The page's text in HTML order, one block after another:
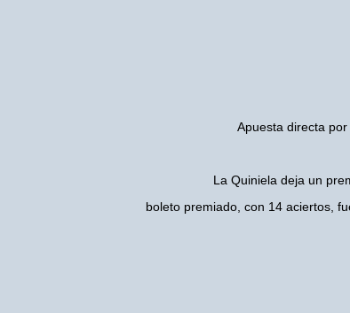
Apuesta directa
La Quiniela deja un
boleto premiado, con 14 aciertos,